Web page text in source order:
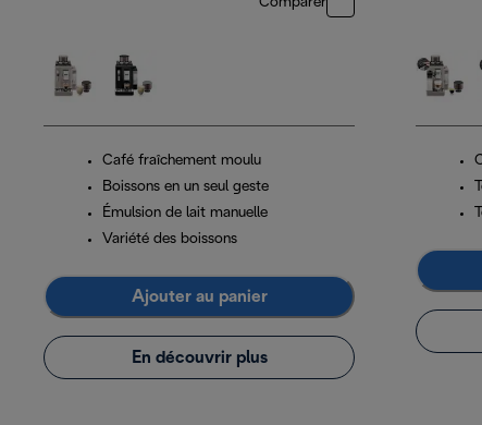
Comparer
Café fraîchement moulu
Boissons en un seul geste
Émulsion de lait manuelle
Variété des boissons
Ajouter au panier
En découvrir plus